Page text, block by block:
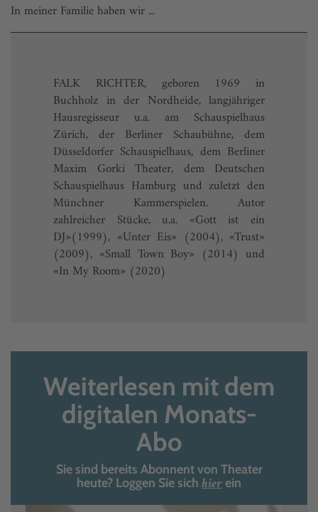
In meiner Familie haben wir ...
FALK RICHTER, geboren 1969 in
Buchholz in der Nordheide, langjähriger
Hausregisseur u.a. am Schauspielhaus
Zürich, der Berliner Schaubühne, dem
Düsseldorfer Schauspielhaus, dem Berliner
Maxim Gorki Theater, dem Deutschen
Schauspielhaus Hamburg und zuletzt den
Münchner Kammerspielen. Autor
zahlreicher Stücke, u.a. «Gott ist ein
DJ»(1999), «Unter Eis» (2004), «Trust»
(2009), «Small Town Boy» (2014) und
«In My Room» (2020)
Weiterlesen mit dem
digitalen Monats-
Abo
Sie sind bereits Abonnent von Theater
heute? Loggen Sie sich hierein